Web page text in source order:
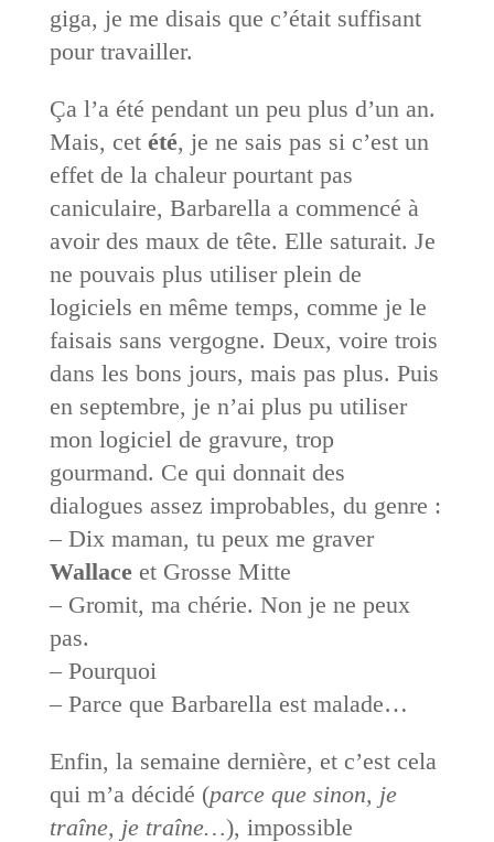
giga, je me disais que c’était suffisant
pour travailler.
Ça l’a été pendant un peu plus d’un an.
Mais, cet été, je ne sais pas si c’est un
effet de la chaleur pourtant pas
caniculaire, Barbarella a commencé à
avoir des maux de tête. Elle saturait. Je
ne pouvais plus utiliser plein de
logiciels en même temps, comme je le
faisais sans vergogne. Deux, voire trois
dans les bons jours, mais pas plus. Puis
en septembre, je n’ai plus pu utiliser
mon logiciel de gravure, trop
gourmand. Ce qui donnait des
dialogues assez improbables, du genre :
– Dix maman, tu peux me graver
Wallaceet Grosse Mitte
– Gromit, ma chérie. Non je ne peux
pas.
– Pourquoi
– Parce que Barbarella est malade…
Enfin, la semaine dernière, et c’est cela
qui m’a décidé (parce que sinon, je
traîne, je traîne…), impossible